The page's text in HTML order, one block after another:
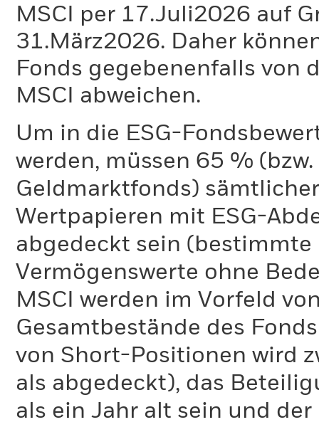
MSCI per 17.Juli2026 auf
31.März2026. Daher
Fonds gegebenenfalls von
MSCI abweichen.
Um in die ESG-
werden, müssen 65 %
Geldmarktfonds)
Wertpapieren mit ESG-
abgedeckt sein
Vermögenswerte ohne
MSCI werden im Vorfeld
Gesamtbestände des
von Short-Positionen wird
als abgedeckt), das
als ein Jahr alt sein und